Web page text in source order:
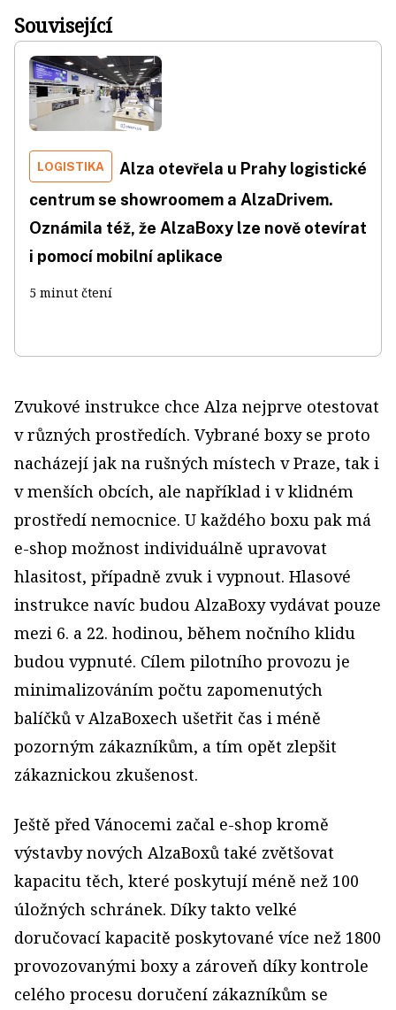
Související
LOGISTIKA
Alza otevřela u Prahy logistické
centrum se showroomem a AlzaDrivem.
Oznámila též, že AlzaBoxy lze nově otevírat
i pomocí mobilní aplikace
5 minut čtení
Zvukové instrukce chce Alza nejprve otestovat
v různých prostředích. Vybrané boxy se proto
nacházejí jak na rušných místech v Praze, tak i
v menších obcích, ale například i v klidném
prostředí nemocnice. U každého boxu pak má
e-shop možnost individuálně upravovat
hlasitost, případně zvuk i vypnout. Hlasové
instrukce navíc budou AlzaBoxy vydávat pouze
mezi 6. a 22. hodinou, během nočního klidu
budou vypnuté. Cílem pilotního provozu je
minimalizováním počtu zapomenutých
balíčků v AlzaBoxech ušetřit čas i méně
pozorným zákazníkům, a tím opět zlepšit
zákaznickou zkušenost.
Ještě před Vánocemi začal e-shop kromě
výstavby nových AlzaBoxů také zvětšovat
kapacitu těch, které poskytují méně než 100
úložných schránek. Díky takto velké
doručovací kapacitě poskytované více než 1800
provozovanými boxy a zároveň díky kontrole
celého procesu doručení zákazníkům se